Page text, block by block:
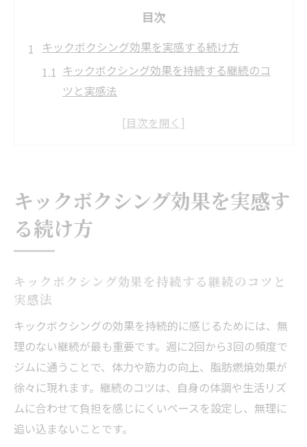
目次
キックボクシング効果を実感する続け方
キックボクシング効果を持続する継続のコ
ツと実感法
生活に無理なく続くキックボクシング習慣
ダイエット目的のキックボクシングの持続
的効果とは
通いやすさで選ぶ調布のキックボクシング
びポイント
女性が安心して通えるキックボクシング施
設の特徴
駅近で通える調布のキックボクシング環境
の魅力
キックボクシング効果を実感す
る続け方
キックボクシング効果を持続する継続のコツと
実感法
キックボクシングの効果を持続的に感じるためには、無
理のない継続が最も重要です。週に2回から3回の頻度で
ジムに通うことで、体力や筋力の向上、脂肪燃焼効果が
徐々に現れます。継続のコツは、自身の体調や生活リズ
ムに合わせて負担を感じにくいペースを設定し、無理に
追い込まないことです。